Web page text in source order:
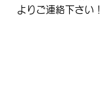
よりご連絡下さい！